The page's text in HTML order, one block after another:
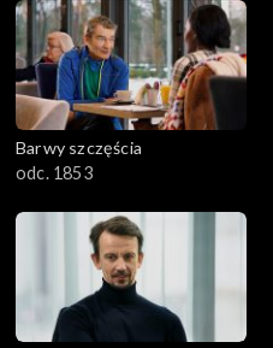
Barwy szczęścia
odc. 1853